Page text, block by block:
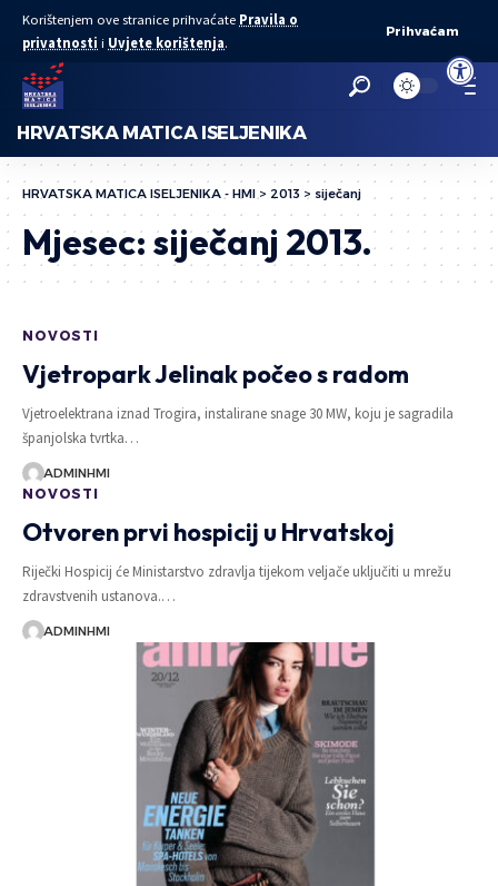
Open
Korištenjem ove stranice prihvaćate Pravila o
privatnosti i Uvjete korištenja.
Prihvaćam
HRVATSKA MATICA ISELJENIKA
HRVATSKA MATICA ISELJENIKA - HMI> 2013 > siječanj
Mjesec: siječanj 2013.
NOVOSTI
Vjetropark Jelinak počeo s radom
Vjetroelektrana iznad Trogira, instalirane snage 30 MW, koju je sagradila
španjolska tvrtka…
ADMINHMI
NOVOSTI
Otvoren prvi hospicij u Hrvatskoj
Riječki Hospicij će Ministarstvo zdravlja tijekom veljače uključiti u mrežu
zdravstvenih ustanova.…
ADMINHMI